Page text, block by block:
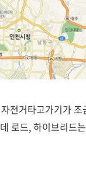
자전거타고가기가
데 로드, 하이브리드